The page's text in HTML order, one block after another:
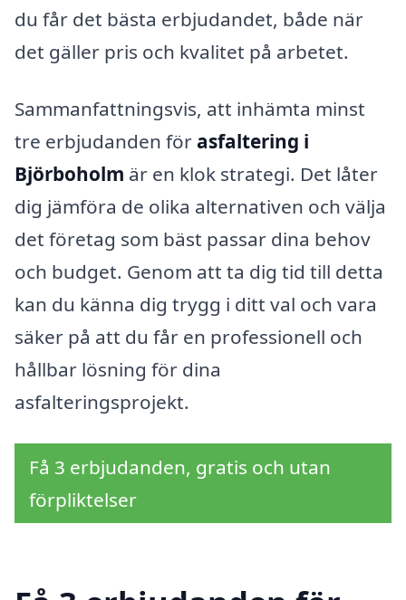
du får det bästa erbjudandet, både när
det gäller pris och kvalitet på arbetet.
Sammanfattningsvis, att inhämta minst
tre erbjudanden för asfaltering i
Björboholm är en klok strategi. Det låter
dig jämföra de olika alternativen och välja
det företag som bäst passar dina behov
och budget. Genom att ta dig tid till detta
kan du känna dig trygg i ditt val och vara
säker på att du får en professionell och
hållbar lösning för dina
asfalteringsprojekt.
Få 3 erbjudanden, gratis och utan
förpliktelser